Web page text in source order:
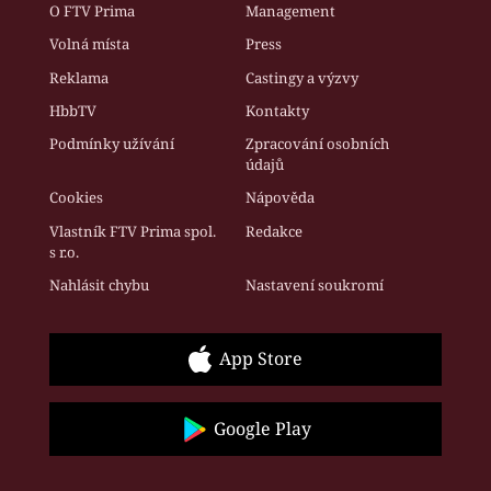
O FTV Prima
Management
Volná místa
Press
Reklama
Castingy a výzvy
HbbTV
Kontakty
Podmínky užívání
Zpracování osobních
údajů
Cookies
Nápověda
Vlastník FTV Prima spol.
s r.o.
Redakce
Nahlásit chybu Nastavení soukromí
App Store
Google Play